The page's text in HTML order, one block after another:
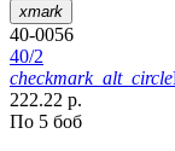
xmark
40-0056
40/2
checkmark_alt_circle
222.22 р.
По 5 боб